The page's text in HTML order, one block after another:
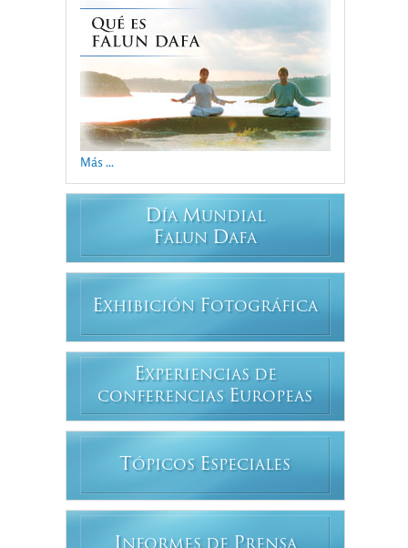
Más ...
DÍA MUNDIAL
FALUN DAFA
EXHIBICIÓN FOTOGRÁFICA
EXPERIENCIAS DE
CONFERENCIAS EUROPEAS
T ÓPICOS ESPECIALES